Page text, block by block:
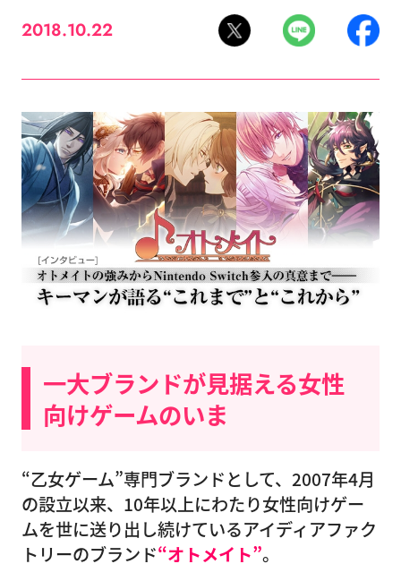
2018.10.22
一大ブランドが見据える女性
向けゲームのいま
“乙女ゲーム”専門ブランドとして、2007年4月
の設立以来、10年以上にわたり女性向けゲー
ムを世に送り出し続けているアイディアファク
トリーのブランド“オトメイト”。